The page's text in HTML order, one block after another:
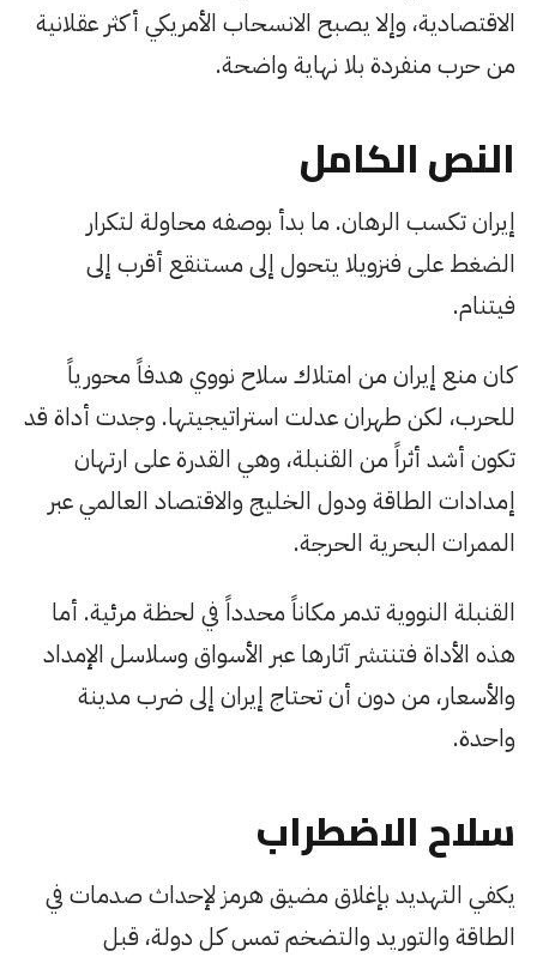
الاقتصادية، وإلا يصبح الانسحاب الأمريكي أكثر عقلانية
من حرب منفردة بلا نهاية واضحة.
النص الكامل
إيران تكسب الرهان. ما بدأ بوصفه محاولة لتكرار
الضغط على فنزويلا يتحول إلى مستنقع أقرب إلى
فيتنام.
كان منع إيران من امتلاك سلاح نووي هدفاً محورياً
للحرب، لكن طهران عدلت استراتيجيتها. وجدت أداة قد
تكون أشد أثراً من القنبلة، وهي القدرة على ارتهان
إمدادات الطاقة ودول الخليج والاقتصاد العالمي عبر
الممرات البحرية الحرجة.
القنبلة النووية تدمر مكاناً محدداً في لحظة مرئية. أما
هذه الأداة فتنتشر آثارها عبر الأسواق وسلاسل الإمداد
والأسعار، من دون أن تحتاج إيران إلى ضرب مدينة
واحدة.
سلاح الاضطراب
يكفي التهديد بإغلاق مضيق هرمز لإحداث صدمات في
الطاقة والتوريد والتضخم تمس كل دولة، قبل